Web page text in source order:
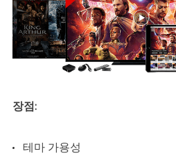
장점:
테마 가용성